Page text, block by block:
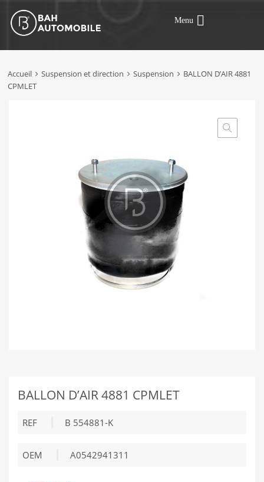
Menu
Accueil Suspension et direction Suspension
BALLON D’AIR 4881
CPMLET
BALLON D’AIR 4881 CPMLET
REF B 554881-K
OEM A0542941311